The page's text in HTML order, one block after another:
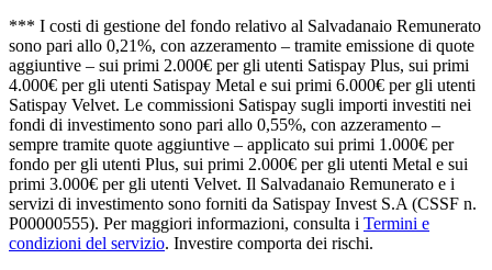
*** I costi di gestione del fondo relativo al Salvadanaio Remunerato
sono pari allo 0,21%, con azzeramento – tramite emissione di quote
aggiuntive – sui primi 2.000€ per gli utenti Satispay Plus, sui primi
4.000€ per gli utenti Satispay Metal e sui primi 6.000€ per gli utenti
Satispay Velvet. Le commissioni Satispay sugli importi investiti nei
fondi di investimento sono pari allo 0,55%, con azzeramento –
sempre tramite quote aggiuntive – applicato sui primi 1.000€ per
fondo per gli utenti Plus, sui primi 2.000€ per gli utenti Metal e sui
primi 3.000€ per gli utenti Velvet. Il Salvadanaio Remunerato e i
servizi di investimento sono forniti da Satispay Invest S.A (CSSF n.
P00000555). Per maggiori informazioni, consulta i Termini e
condizioni del servizio. Investire comporta dei rischi.